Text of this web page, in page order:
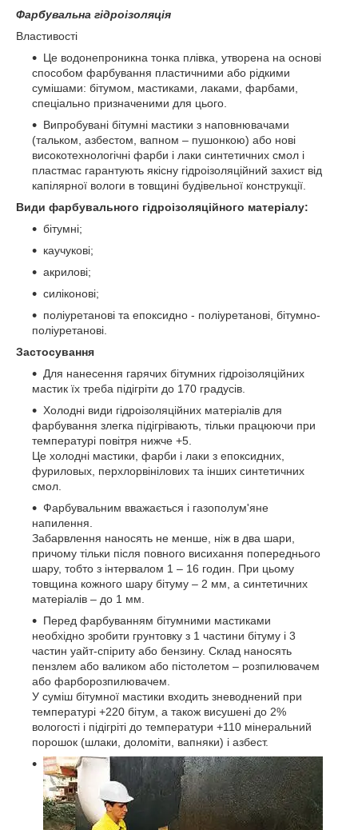
Фарбувальна гідроізоляція
Властивості
Це водонепроникна тонка плівка, утворена на основі
способом фарбування пластичними або рідкими
сумішами: бітумом, мастиками, лаками, фарбами,
спеціально призначеними для цього.
Випробувані бітумні мастики з наповнювачами
(тальком, азбестом, вапном – пушонкою) або нові
високотехнологічні фарби і лаки синтетичних смол і
пластмас гарантують якісну гідроізоляційний захист від
капілярної вологи в товщині будівельної конструкції.
Види фарбувального гідроізоляційного матеріалу:
бітумні;
каучукові;
акрилові;
силіконові;
поліуретанові та епоксидно - поліуретанові, бітумно-
поліуретанові.
Застосування
Для нанесення гарячих бітумних гідроізоляційних
мастик їх треба підігріти до 170 градусів.
Холодні види гідроізоляційних матеріалів для
фарбування злегка підігрівають, тільки працюючи при
температурі повітря нижче +5.
Це холодні мастики, фарби і лаки з епоксидних,
фуриловых, перхлорвінілових та інших синтетичних
смол.
Фарбувальним вважається і газополум'яне
напилення.
Забарвлення наносять не менше, ніж в два шари,
причому тільки після повного висихання попереднього
шару, тобто з інтервалом 1 – 16 годин. При цьому
товщина кожного шару бітуму – 2 мм, а синтетичних
матеріалів – до 1 мм.
Перед фарбуванням бітумними мастиками
необхідно зробити грунтовку з 1 частини бітуму і 3
частин уайт-спіриту або бензину. Склад наносять
пензлем або валиком або пістолетом – розпилювачем
або фарборозпилювачем.
У суміш бітумної мастики входить зневоднений при
температурі +220 бітум, а також висушені до 2%
вологості і підігріті до температури +110 мінеральний
порошок (шлаки, доломіти, вапняки) і азбест.